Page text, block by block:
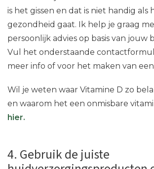
is het gissen en dat is niet handig als
gezondheid gaat. Ik help je graag
persoonlijk advies op basis van jouw
Vul het onderstaande
meer info of voor het maken van een
Wil je weten waar Vitamine D zo
en waarom het een onmisbare
hier.
4. Gebruik de juiste